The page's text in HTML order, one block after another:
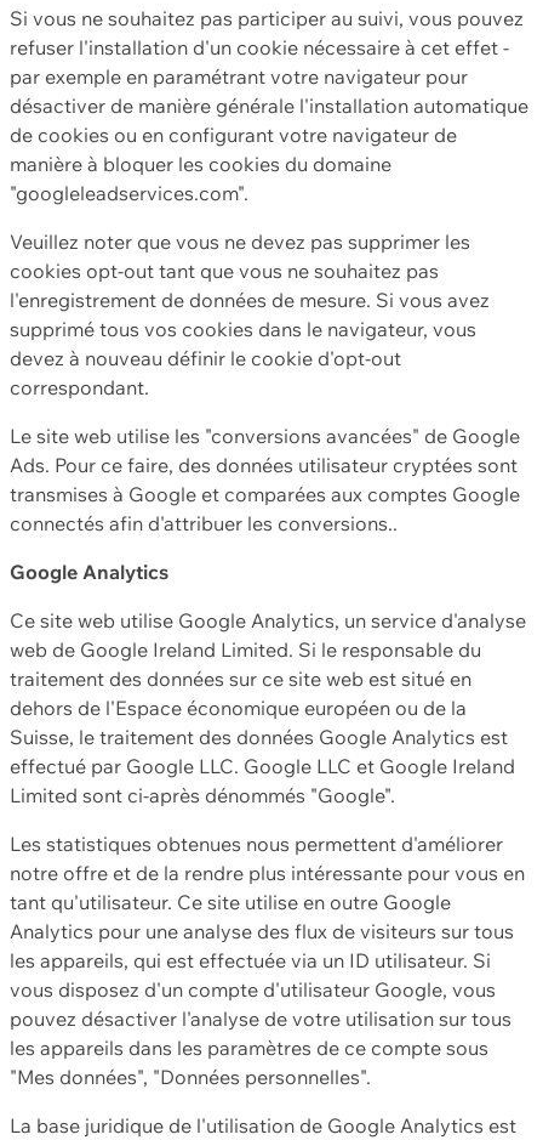
Si vous ne souhaitez pas participer au suivi, vous pouvez
refuser l'installation d'un cookie nécessaire à cet effet -
par exemple en paramétrant votre navigateur pour
désactiver de manière générale l'installation automatique
de cookies ou en configurant votre navigateur de
manière à bloquer les cookies du domaine
"googleleadservices.com".
Veuillez noter que vous ne devez pas supprimer les
cookies opt-out tant que vous ne souhaitez pas
l'enregistrement de données de mesure. Si vous avez
supprimé tous vos cookies dans le navigateur, vous
devez à nouveau définir le cookie d'opt-out
correspondant.
Le site web utilise les "conversions avancées" de Google
Ads. Pour ce faire, des données utilisateur cryptées sont
transmises à Google et comparées aux comptes Google
connectés afin d'attribuer les conversions..
Google Analytics
Ce site web utilise Google Analytics, un service d'analyse
web de Google Ireland Limited. Si le responsable du
traitement des données sur ce site web est situé en
dehors de l'Espace économique européen ou de la
Suisse, le traitement des données Google Analytics est
effectué par Google LLC. Google LLC et Google Ireland
Limited sont ci-après dénommés "Google".
Les statistiques obtenues nous permettent d'améliorer
notre offre et de la rendre plus intéressante pour vous en
tant qu'utilisateur. Ce site utilise en outre Google
Analytics pour une analyse des flux de visiteurs sur tous
les appareils, qui est effectuée via un ID utilisateur. Si
vous disposez d'un compte d'utilisateur Google, vous
pouvez désactiver l'analyse de votre utilisation sur tous
les appareils dans les paramètres de ce compte sous
"Mes données", "Données personnelles".
La base juridique de l'utilisation de Google Analytics est